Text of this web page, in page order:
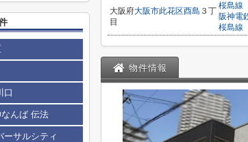
大阪府大阪市此花区酉島 ３丁
目
桜島線
阪神電
桜島線
物件情報
口
んば 伝法
ーサルシティ